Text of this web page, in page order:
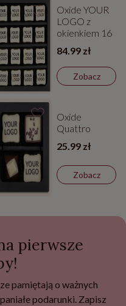
Oxide YOUR
LOGO z
okienkiem 16
84.99 zł
Zobacz
Oxide
Quattro
25.99 zł
Zobacz
pierwsze
pamiętają o ważnych
podarunki. Zapisz